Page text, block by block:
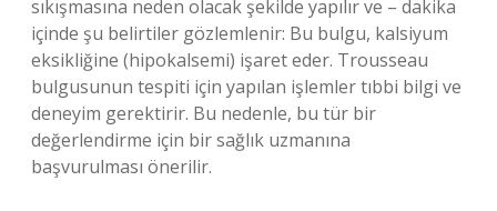
sıkışmasına neden olacak şekilde yapılır ve – dakika
içinde şu belirtiler gözlemlenir: Bu bulgu, kalsiyum
eksikliğine (hipokalsemi) işaret eder. Trousseau
bulgusunun tespiti için yapılan işlemler tıbbi bilgi ve
deneyim gerektirir. Bu nedenle, bu tür bir
değerlendirme için bir sağlık uzmanına
başvurulması önerilir.